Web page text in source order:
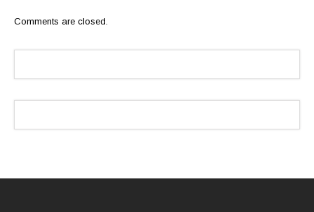
Comments are closed.